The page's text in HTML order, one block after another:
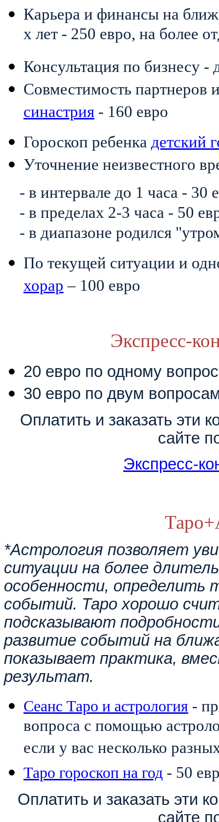
Карьера и финансы на
х лет - 250 евро, на более
Консультация по бизнесу -
Совместимость партнеров
синастрия - 160 евро
Гороскоп ребенка детский
Уточнение неизвестного
- в интервале до 1 часа - 30
- в пределах 2-3 часа - 50
- в диапазоне родился
По текущей ситуации и
хорар – 100 евро
Экспресс-
20 евро по одному
30 евро по двум
Оплатить и заказать эти
сайте
Экспресс-
*Астрология позволяет
ситуации на более
особенности, определить
событий. Таро хорошо
подсказывают
развитие событий на
показывает практика,
результат.
Сеанс Таро и астрология -
вопроса с помощью
если у вас несколько
Таро гороскоп на год - 50
Оплатить и заказать эти
сайте